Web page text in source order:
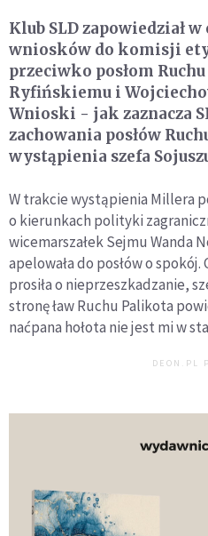
Klub SLD zapowiedział
wniosków do komisji
przeciwko posłom
Ryfińskiemu i
Wnioski - jak zaznacza
zachowania posłów
wystąpienia szefa
W trakcie wystąpienia Millera
o kierunkach polityki
wicemarszałek Sejmu Wanda
apelowała do posłów o
prosiła o nieprzeszkadzanie,
stronę ław Ruchu Palikota
naćpana hołota nie jest mi w
DEON.PL